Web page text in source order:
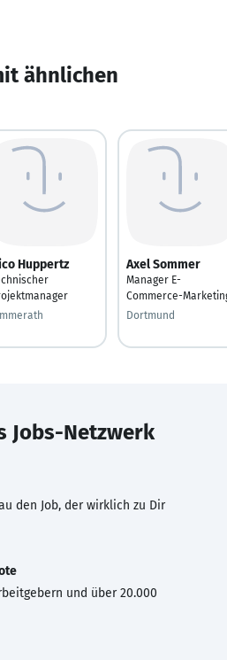
ähnlichen
Huppertz Axel Sommer
Manager E-
Commerce-
Dortmund
Jobs-Netzwerk
den Job, der wirklich zu Dir
und über 20.000